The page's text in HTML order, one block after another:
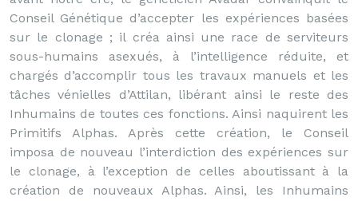
Conseil Génétique d’accepter les expériences basées
sur le clonage ; il créa ainsi une race de serviteurs
sous-humains asexués, à l’intelligence réduite, et
chargés d’accomplir tous les travaux manuels et les
tâches vénielles d’Attilan, libérant ainsi le reste des
Inhumains de toutes ces fonctions. Ainsi naquirent les
Primitifs Alphas. Après cette création, le Conseil
imposa de nouveau l’interdiction des expériences sur
le clonage, à l’exception de celles aboutissant à la
création de nouveaux Alphas. Ainsi, les Inhumains